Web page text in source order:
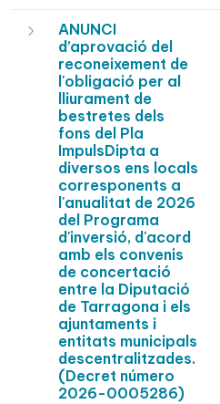
ANUNCI
d’aprovació del
reconeixement de
l'obligació per al
lliurament de
bestretes dels
fons del Pla
ImpulsDipta a
diversos ens locals
corresponents a
l'anualitat de 2026
del Programa
d'inversió, d'acord
amb els convenis
de concertació
entre la Diputació
de Tarragona i els
ajuntaments i
entitats municipals
descentralitzades.
(Decret número
2026-0005286)